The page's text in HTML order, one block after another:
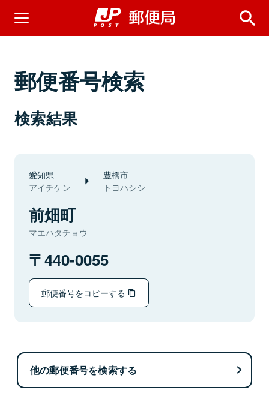
郵便番号検索
検索結果
愛知県
アイチケン
豊橋市
トヨハシシ
前畑町
マエハタチョウ
440-0055
郵便番号をコピーする
他の郵便番号を検索する